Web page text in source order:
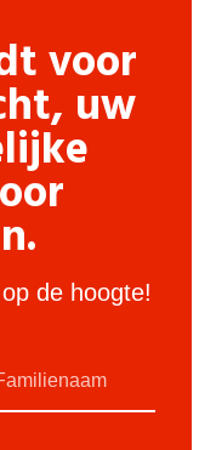
voor
uw
de hoogte!